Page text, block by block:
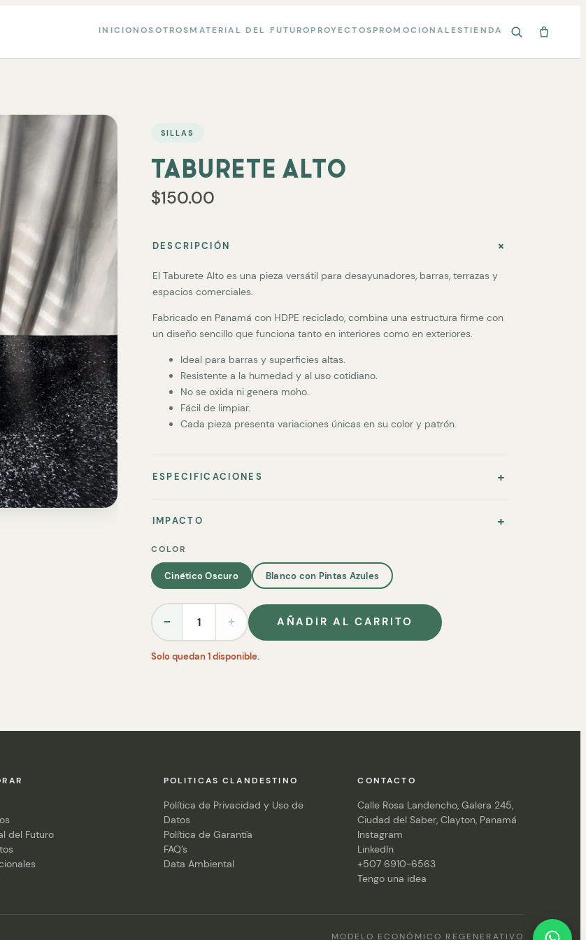
INICIONOSOTROSMATERIAL DEL FUTUROPROYECTOSPROMOCIONALESTIENDA
SILLAS
TABURETE ALTO
$150.00
DESCRIPCIÓN
El Taburete Alto es una pieza versátil para desayunadores, barras, terrazas y
espacios comerciales.
Fabricado en Panamá con HDPE reciclado, combina una estructura firme con
un diseño sencillo que funciona tanto en interiores como en exteriores.
Ideal para barras y superficies altas.
Resistente a la humedad y al uso cotidiano.
No se oxida ni genera moho.
Fácil de limpiar.
Cada pieza presenta variaciones únicas en su color y patrón.
ESPECIFICACIONES
IMPACTO
COLOR
Cinético Oscuro Blanco con Pintas Azules
− + AÑADIR AL CARRITO
Solo quedan 1 disponible.
del Futuro
POLITICAS CLANDESTINO
Política de Privacidad y Uso de
Datos
Política de Garantía
FAQ’s
Data Ambiental
CONTACTO
Calle Rosa Landencho, Galera 245,
Ciudad del Saber, Clayton, Panamá
Instagram
LinkedIn
+507 6910-6563
Tengo una idea
MODELO ECONÓMICO REGENERATIVO